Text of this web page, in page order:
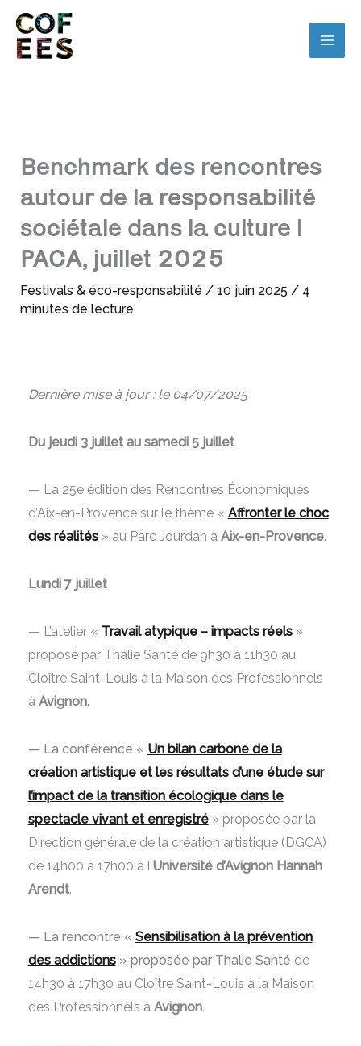
Benchmark des rencontres
autour de la responsabilité
sociétale dans la culture |
PACA, juillet 2025
Festivals & éco-responsabilité / 10 juin 2025 / 4
minutes de lecture
Dernière mise à jour : le 04/07/2025
Du jeudi 3 juillet au samedi 5 juillet
— La 25e édition des Rencontres Économiques
d’Aix-en-Provence sur le thème « Affronter le choc
des réalités» au Parc Jourdan à Aix-en-Provence.
Lundi 7 juillet
— L’atelier « Travail atypique – impacts réels»
proposé par Thalie Santé de 9h30 à 11h30 au
Cloître Saint-Louis à la Maison des Professionnels
à Avignon.
— La conférence « Un bilan carbone de la
création artistique et les résultats d’une étude sur
l’impact de la transition écologique dans le
spectacle vivant et enregistré» proposée par la
Direction générale de la création artistique (DGCA)
de 14h00 à 17h00 à l’Université d’Avignon Hannah
Arendt.
— La rencontre « Sensibilisation à la prévention
des addictions» proposée par Thalie Santé de
14h30 à 17h30 au Cloître Saint-Louis à la Maison
des Professionnels à Avignon.